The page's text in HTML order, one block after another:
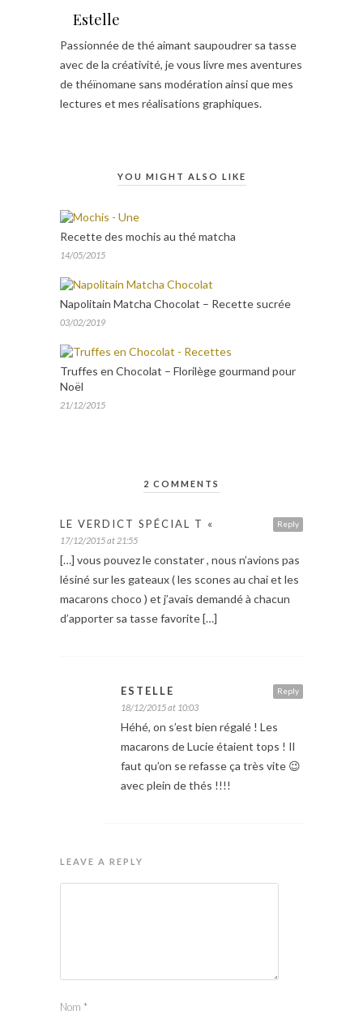
Estelle
Passionnée de thé aimant saupoudrer sa tasse
avec de la créativité, je vous livre mes aventures
de théïnomane sans modération ainsi que mes
lectures et mes réalisations graphiques.
YOU MIGHT ALSO LIKE
Recette des mochis au thé matcha
14/05/2015
Napolitain Matcha Chocolat – Recette sucrée
03/02/2019
Truffes en Chocolat – Florilège gourmand pour
Noël
21/12/2015
2 COMMENTS
Reply
LE VERDICT SPÉCIAL T «
17/12/2015 at 21:55
[…] vous pouvez le constater , nous n’avions pas
lésiné sur les gateaux ( les scones au chai et les
macarons choco ) et j’avais demandé à chacun
d’apporter sa tasse favorite […]
Reply
ESTELLE
18/12/2015 at 10:03
Héhé, on s’est bien régalé ! Les
macarons de Lucie étaient tops ! Il
faut qu’on se refasse ça très vite 😉
avec plein de thés !!!!
LEAVE A REPLY
Nom *